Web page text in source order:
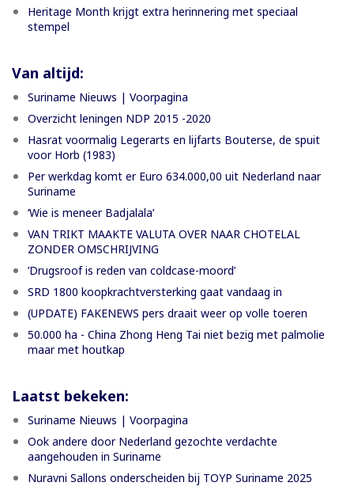
Heritage Month krijgt extra herinnering met speciaal
stempel
Van altijd:
Suriname Nieuws | Voorpagina
Overzicht leningen NDP 2015 -2020
Hasrat voormalig Legerarts en lijfarts Bouterse, de spuit
voor Horb (1983)
Per werkdag komt er Euro 634.000,00 uit Nederland naar
Suriname
‘Wie is meneer Badjalala’
VAN TRIKT MAAKTE VALUTA OVER NAAR CHOTELAL
ZONDER OMSCHRIJVING
’Drugsroof is reden van coldcase-moord’
SRD 1800 koopkrachtversterking gaat vandaag in
(UPDATE) FAKENEWS pers draait weer op volle toeren
50.000 ha - China Zhong Heng Tai niet bezig met palmolie
maar met houtkap
Laatst bekeken:
Suriname Nieuws | Voorpagina
Ook andere door Nederland gezochte verdachte
aangehouden in Suriname
Nuravni Sallons onderscheiden bij TOYP Suriname 2025